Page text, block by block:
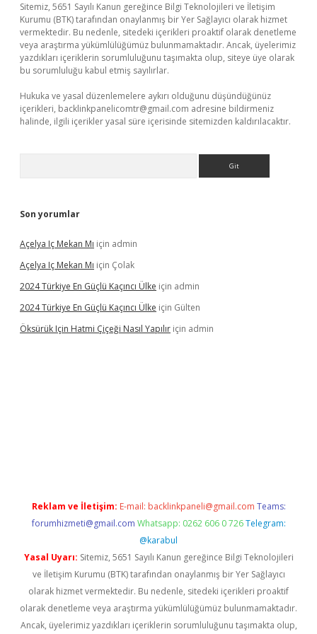
Sitemiz, 5651 Sayılı Kanun gereğince Bilgi Teknolojileri ve İletişim
Kurumu (BTK) tarafından onaylanmış bir Yer Sağlayıcı olarak hizmet
vermektedir. Bu nedenle, sitedeki içerikleri proaktif olarak denetleme
veya araştırma yükümlülüğümüz bulunmamaktadır. Ancak, üyelerimiz
yazdıkları içeriklerin sorumluluğunu taşımakta olup, siteye üye olarak
bu sorumluluğu kabul etmiş sayılırlar.
Hukuka ve yasal düzenlemelere aykırı olduğunu düşündüğünüz
içerikleri, backlinkpanelicomtr@gmail.com adresine bildirmeniz
halinde, ilgili içerikler yasal süre içerisinde sitemizden kaldırılacaktır.
Son yorumlar
Açelya Iç Mekan Mı için admin
Açelya Iç Mekan Mı için Çolak
2024 Türkiye En Güçlü Kaçıncı Ülke için admin
2024 Türkiye En Güçlü Kaçıncı Ülke için Gülten
Öksürük Için Hatmi Çiçeği Nasıl Yapılır için admin
Reklam ve İletişim: E-mail: backlinkpaneli@gmail.com Teams:
forumhizmeti@gmail.com Whatsapp: 0262 606 0 726 Telegram:
@karabul
Yasal Uyarı: Sitemiz, 5651 Sayılı Kanun gereğince Bilgi Teknolojileri
ve İletişim Kurumu (BTK) tarafından onaylanmış bir Yer Sağlayıcı
olarak hizmet vermektedir. Bu nedenle, sitedeki içerikleri proaktif
olarak denetleme veya araştırma yükümlülüğümüz bulunmamaktadır.
Ancak, üyelerimiz yazdıkları içeriklerin sorumluluğunu taşımakta olup,